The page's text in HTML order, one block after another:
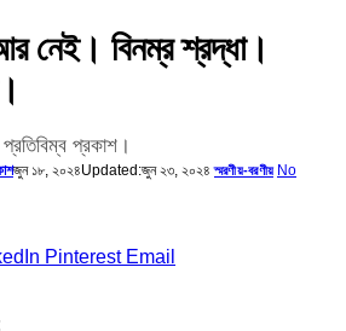
নেই। বিনম্র শ্রদ্ধা।
প্রকাশ।
জুন ১৮, ২০২৪Updated:জুন ২৩, ২০২৪ স্মরণীয়-বরণীয় No
Pinterest Email